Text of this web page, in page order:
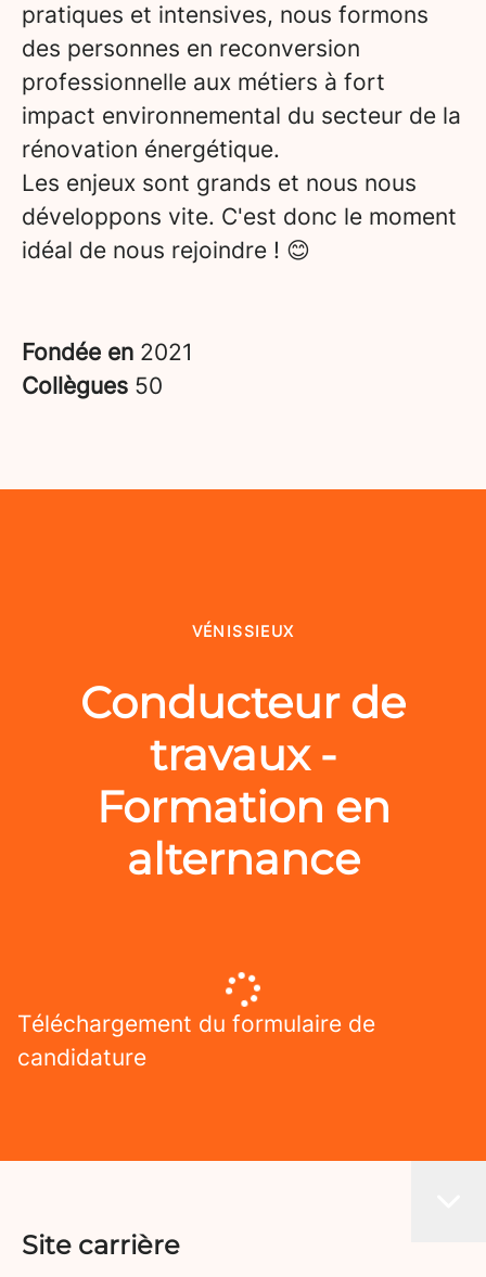
pratiques et intensives, nous formons
des personnes en reconversion
professionnelle aux métiers à fort
impact environnemental du secteur de la
rénovation énergétique.
Les enjeux sont grands et nous nous
développons vite. C'est donc le moment
idéal de nous rejoindre ! 😊
Fondée en 2021
Collègues 50
VÉNISSIEUX
Conducteur de
travaux -
Formation en
alternance
Téléchargement du formulaire de
candidature
Site carrière